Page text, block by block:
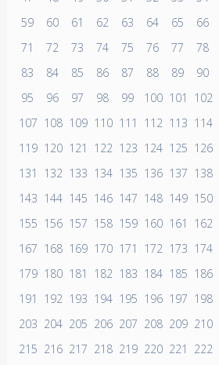
59
60 61 62 63 64 65 66
71
72 73 74 75 76 77 78
83
84 85 86 87 88 89 90
95
96 97 98 99 100 101 102
107 108 109 110 111 112 113 114
119 120 121 122 123 124 125 126
131
132 133 134 135 136 137 138
143 144 145 146 147 148 149 150
155 156 157 158 159 160 161 162
167 168 169 170 171 172 173 174
179 180 181 182 183 184 185 186
191
192 193 194 195 196 197 198
203 204 205 206 207 208 209 210
215 216 217 218 219 220 221 222